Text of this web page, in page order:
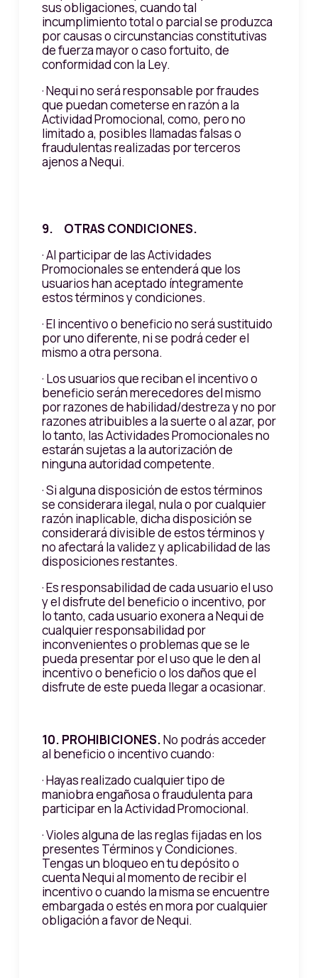
sus obligaciones, cuando tal
incumplimiento total o parcial se produzca
por causas o circunstancias constitutivas
de fuerza mayor o caso fortuito, de
conformidad con la Ley.
· Nequi no será responsable por fraudes
que puedan cometerse en razón a la
Actividad Promocional, como, pero no
limitado a, posibles llamadas falsas o
fraudulentas realizadas por terceros
ajenos a Nequi.
9. OTRAS CONDICIONES.
· Al participar de las Actividades
Promocionales se entenderá que los
usuarios han aceptado íntegramente
estos términos y condiciones.
· El incentivo o beneficio no será sustituido
por uno diferente, ni se podrá ceder el
mismo a otra persona.
· Los usuarios que reciban el incentivo o
beneficio serán merecedores del mismo
por razones de habilidad/destreza y no por
razones atribuibles a la suerte o al azar, por
lo tanto, las Actividades Promocionales no
estarán sujetas a la autorización de
ninguna autoridad competente.
· Si alguna disposición de estos términos
se considerara ilegal, nula o por cualquier
razón inaplicable, dicha disposición se
considerará divisible de estos términos y
no afectará la validez y aplicabilidad de las
disposiciones restantes.
· Es responsabilidad de cada usuario el uso
y el disfrute del beneficio o incentivo, por
lo tanto, cada usuario exonera a Nequi de
cualquier responsabilidad por
inconvenientes o problemas que se le
pueda presentar por el uso que le den al
incentivo o beneficio o los daños que el
disfrute de este pueda llegar a ocasionar.
10. PROHIBICIONES.No podrás acceder
al beneficio o incentivo cuando:
· Hayas realizado cualquier tipo de
maniobra engañosa o fraudulenta para
participar en la Actividad Promocional.
· Violes alguna de las reglas fijadas en los
presentes Términos y Condiciones.
Tengas un bloqueo en tu depósito o
cuenta Nequi al momento de recibir el
incentivo o cuando la misma se encuentre
embargada o estés en mora por cualquier
obligación a favor de Nequi.